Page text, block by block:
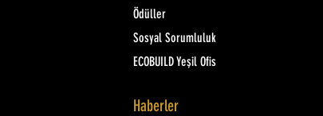
Ödüller
Sosyal Sorumluluk
ECOBUILD Yeşil Ofis
Haberler